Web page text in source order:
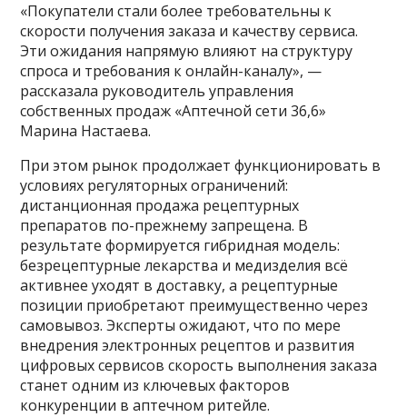
«Покупатели стали более требовательны к
скорости получения заказа и качеству сервиса.
Эти ожидания напрямую влияют на структуру
спроса и требования к онлайн-каналу», —
рассказала руководитель управления
собственных продаж «Аптечной сети 36,6»
Марина Настаева.
При этом рынок продолжает функционировать в
условиях регуляторных ограничений:
дистанционная продажа рецептурных
препаратов по-прежнему запрещена. В
результате формируется гибридная модель:
безрецептурные лекарства и медизделия всё
активнее уходят в доставку, а рецептурные
позиции приобретают преимущественно через
самовывоз. Эксперты ожидают, что по мере
внедрения электронных рецептов и развития
цифровых сервисов скорость выполнения заказа
станет одним из ключевых факторов
конкуренции в аптечном ритейле.